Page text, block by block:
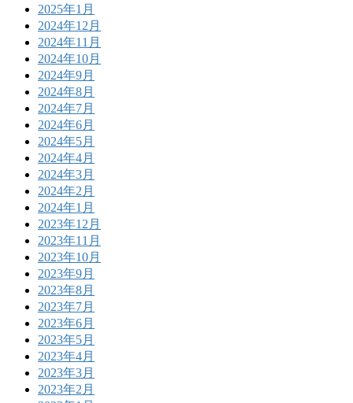
2025年1月
2024年12月
2024年11月
2024年10月
2024年9月
2024年8月
2024年7月
2024年6月
2024年5月
2024年4月
2024年3月
2024年2月
2024年1月
2023年12月
2023年11月
2023年10月
2023年9月
2023年8月
2023年7月
2023年6月
2023年5月
2023年4月
2023年3月
2023年2月